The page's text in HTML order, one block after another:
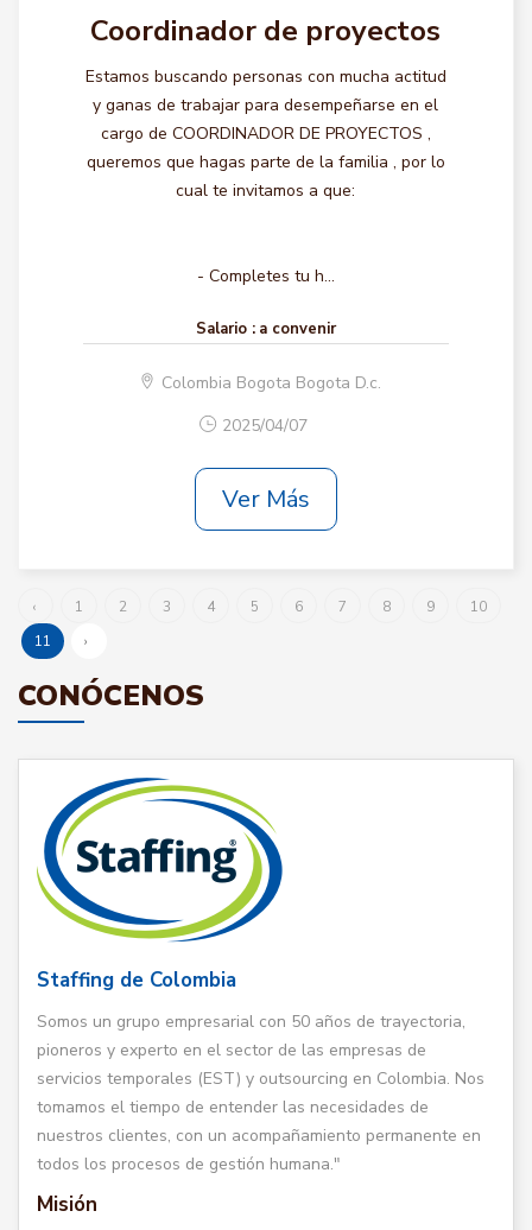
Coordinador de proyectos
Estamos buscando personas con mucha actitud
y ganas de trabajar para desempeñarse en el
cargo de COORDINADOR DE PROYECTOS ,
queremos que hagas parte de la familia , por lo
cual te invitamos a que:
- Completes tu h...
Salario : a convenir
Colombia Bogota Bogota D.c.
2025/04/07
Ver Más
‹ 1 2 3 4 5 6 7 8 9
10
11
›
CONÓCENOS
Staffing de Colombia
Somos un grupo empresarial con 50 años de trayectoria,
pioneros y experto en el sector de las empresas de
servicios temporales (EST) y outsourcing en Colombia. Nos
tomamos el tiempo de entender las necesidades de
nuestros clientes, con un acompañamiento permanente en
todos los procesos de gestión humana."
Misión